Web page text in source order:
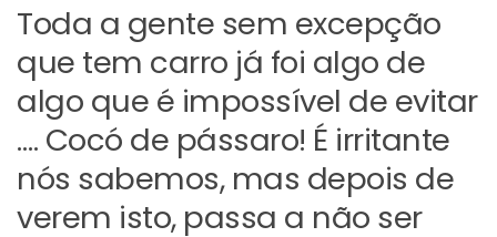
Toda a gente sem excepção
que tem carro já foi algo de
algo que é impossível de evitar
…. Cocó de pássaro! É irritante
nós sabemos, mas depois de
verem isto, passa a não ser